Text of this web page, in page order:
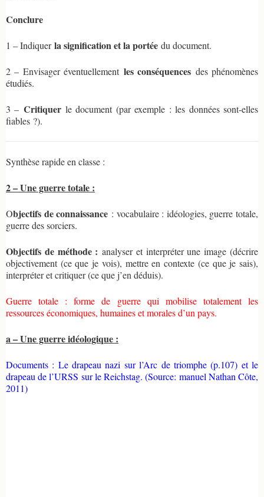
Conclure
1 – Indiquerla signification et la portée du document.
2 – Envisager éventuellement les conséquences des phénomènes
étudiés.
3 – Critiquerle document (par exemple : les données sont-elles
fiables ?).
Synthèse rapide en classe :
2 – Une guerre totale :
Objectifs de connaissance : vocabulaire : idéologies, guerre totale,
guerre des sorciers.
Objectifs de méthode : analyser et interpréter une image (décrire
objectivement (ce que je vois), mettre en contexte (ce que je sais),
interpréter et critiquer (ce que j’en déduis).
Guerre totale : forme de guerre qui mobilise totalement les
ressources économiques, humaines et morales d’un pays.
a – Une guerre idéologique :
Documents : Le drapeau nazi sur l’Arc de triomphe (p.107) et le
drapeau de l’URSS sur le Reichstag. (Source: manuel Nathan Côte,
2011)